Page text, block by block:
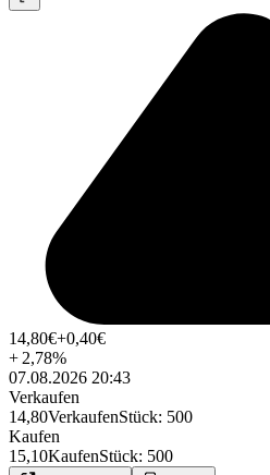
14,80€+0,40€
+ 2,78%
07.08.2026 20:43
Verkaufen
14,80VerkaufenStück: 500
Kaufen
15,10KaufenStück: 500